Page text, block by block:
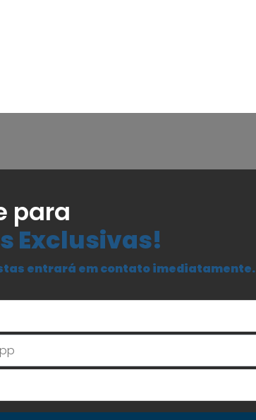
para
Exclusivas!
entrará em contato imediatamente.